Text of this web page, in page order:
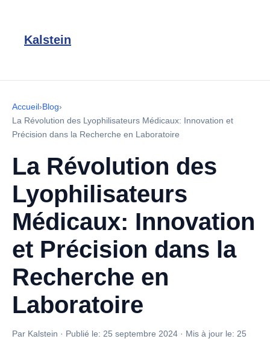
Kalstein
Accueil›Blog›
La Révolution des Lyophilisateurs Médicaux: Innovation et
Précision dans la Recherche en Laboratoire
La Révolution des
Lyophilisateurs
Médicaux: Innovation
et Précision dans la
Recherche en
Laboratoire
Par Kalstein · Publié le: 25 septembre 2024 · Mis à jour le: 25